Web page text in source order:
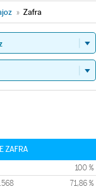
» Zafra
ZAFRA
100 %
71,86 %